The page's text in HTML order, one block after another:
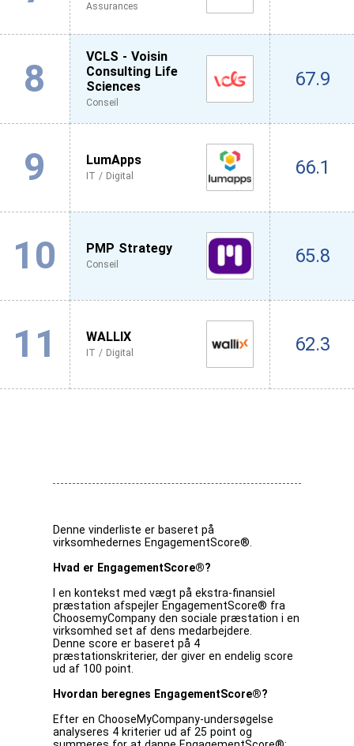
Assurances
8
VCLS - Voisin
Consulting Life
Sciences
Conseil
67.9
9 LumApps
IT / Digital 66.1
10 PMP Strategy
Conseil 65.8
11 WALLIX
IT / Digital 62.3
Denne vinderliste er baseret på
virksomhedernes EngagementScore®.
Hvad er EngagementScore®?
I en kontekst med vægt på ekstra-finansiel
præstation afspejler EngagementScore® fra
ChoosemyCompany den sociale præstation i en
virksomhed set af dens medarbejdere.
Denne score er baseret på 4
præstationskriterier, der giver en endelig score
ud af 100 point.
Hvordan beregnes EngagementScore®?
Efter en ChooseMyCompany-undersøgelse
analyseres 4 kriterier ud af 25 point og